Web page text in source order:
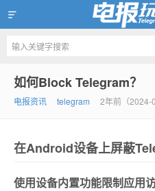
Telegram玩家社区
如何Block Telegram？
电报资讯 telegram 2年前（2024-
在Android设备上屏蔽
使用设备内置功能限制应用